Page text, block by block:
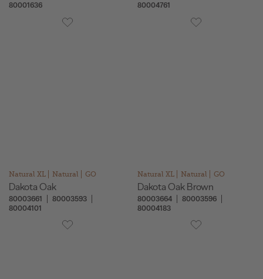
80001636 80004761
Natural XL Natural GO
Dakota Oak
80003661
80003593
80004101
Natural XL Natural GO
Dakota Oak Brown
80003664
80003596
80004183